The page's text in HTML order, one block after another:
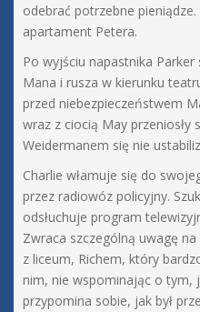
odebrać potrzebne
apartament Petera.
Po wyjściu napastnika
Mana i rusza w kierunku
przed niebezpieczeństwem
wraz z ciocią May
Weidermanem się nie
Charlie włamuje się do
przez radiowóz policyjny.
odsłuchuje program
Zwraca szczególną uwagę
z liceum, Richem, który
nim, nie wspominając o tym,
przypomina sobie, jak był